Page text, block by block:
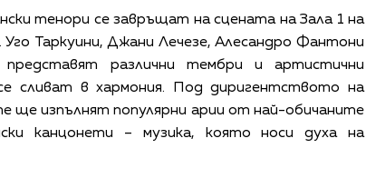
тенори се завръщат на сцената на Зала 1 на
Таркуини, Джани Лечезе, Алесандро Фантони
различни тембри и артистични
сливат в хармония. Под диригентството на
ще изпълнят популярни арии от най-обичаните
канцонети – музика, която носи духа на